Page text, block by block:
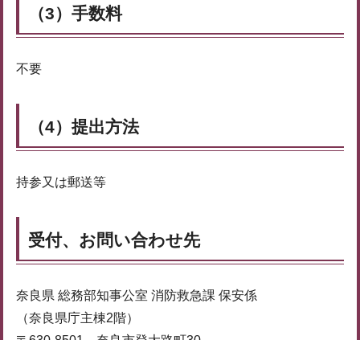
（3）手数料
不要
（4）提出方法
持参又は郵送等
受付、お問い合わせ先
奈良県 総務部知事公室 消防救急課 保安係
（奈良県庁主棟2階）